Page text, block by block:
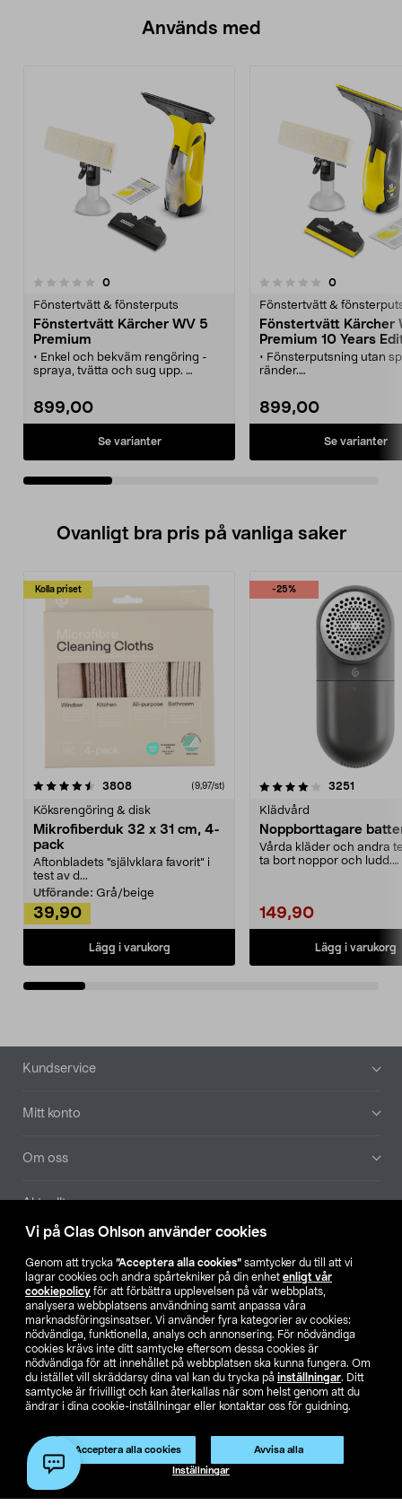
Vi på Clas Ohlson använder cookies
Genom att trycka ”Acceptera alla cookies” samtycker du till att vi
lagrar cookies och andra spårtekniker på din enhet enligt vår
cookiepolicy för att förbättra upplevelsen på vår webbplats,
analysera webbplatsens användning samt anpassa våra
marknadsföringsinsatser. Vi använder fyra kategorier av cookies:
nödvändiga, funktionella, analys och annonsering. För nödvändiga
cookies krävs inte ditt samtycke eftersom dessa cookies är
nödvändiga för att innehållet på webbplatsen ska kunna fungera. Om
du istället vill skräddarsy dina val kan du trycka på inställningar. Ditt
samtycke är frivilligt och kan återkallas när som helst genom att du
ändrar i dina cookie-inställningar eller kontaktar oss för guidning.
Acceptera alla cookies Avvisa alla
Inställningar
Används med
0recensioner
Fönstertvätt & fönsterputs
Fönstertvätt Kärcher WV 5
Premium
• Enkel och bekväm rengöring -
spraya, tvätta och sug upp.
• Extra lång drifttid - tvätta ca 35
fönster på en laddning.
• Tvätta stora och små rutor - 2
batteri - ger längre drifttid utan
899,00
Se varianter
0.0 av 5 stjärnor 0recensioner
Fönstertvätt &
Fönstertvätt Kärcher
Premium 10 Years
• Fönsterputsning utan
ränder.
• För fönster, speglar,
kakel-/klinkerplattor m.m.
• Lång drifttid - tvätta ca
899,00
Se varianter
0.0 av 5 stjärnor
Ovanligt bra pris på vanliga saker
Kolla priset
3808recensioner (9,97/st)
Köksrengöring & disk
Mikrofiberduk 32 x 31 cm, 4-
pack
Aftonbladets "självklara favorit” i
test av d...
Utförande: Grå/beige
39,90
Lägg i varukorg
-25%
4.0av 5 stjärnor 3251
Klädvård
Noppborttagare
Vårda kläder och andra
ta bort noppor och ludd.
149,90
Lägg i varukorg
4.5av 5 stjärnor
Sidfot
Kundservice
Mitt konto
Om oss
Aktuellt
Hitta butik
SE NO FI
Köpvillkor Privacy statement Klubbvillkor
För företag
Ändra till priser exklusive moms